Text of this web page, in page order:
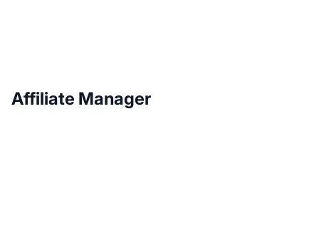
Affiliate Manager